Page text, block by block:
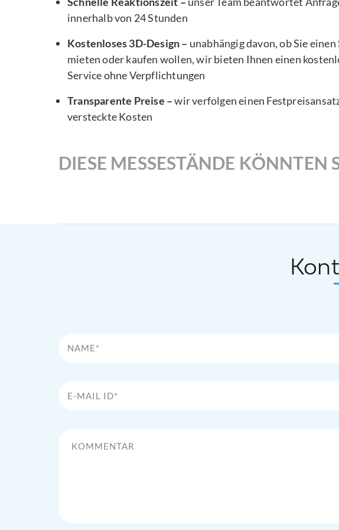
innerhalb von 24 Stunden
Kostenloses 3D-Design – unabhängig davon, ob Sie einen
mieten oder kaufen wollen, wir bieten Ihnen einen
Service ohne Verpflichtungen
Transparente Preise –wir verfolgen einen
versteckte Kosten
DIESE MESSESTÄNDE KÖNNTEN